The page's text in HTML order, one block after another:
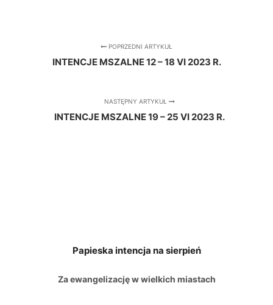
POPRZEDNI ARTYKUŁ
INTENCJE MSZALNE 12 – 18 VI 2023 R.
NASTĘPNY ARTYKUŁ
INTENCJE MSZALNE 19 – 25 VI 2023 R.
Papieska intencja na sierpień
Za ewangelizację w wielkich miastach